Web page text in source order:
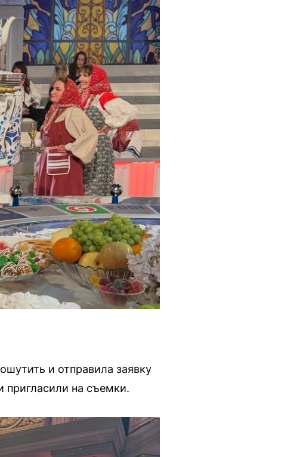
и отправила заявку
пригласили на съемки.